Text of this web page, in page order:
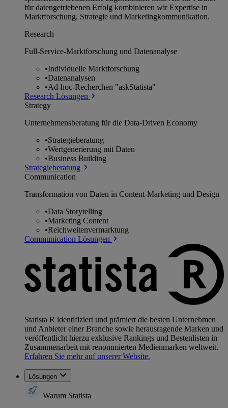
für datengetriebenen Erfolg kombinieren wir Expertise in
Marktforschung, Strategie und Marketingkommunikation.
Research
Full-Service-Marktforschung und Datenanalyse
•Individuelle Marktforschung
•Datenanalysen
•Ad-hoc-Recherchen "askStatista"
Research Lösungen
Strategy
Unternehmens­beratung für die Data-Driven Economy
•Strategieberatung
•Wertgenerierung mit Daten
•Business Building
Strategieberatung
Communication
Transformation von Daten in Content-Marketing und Design
•Data Storytelling
•Marketing Content
•Reichweitenvermarktung
Communication Lösungen
Statista R identifiziert und prämiert die besten Unternehmen
und Anbieter einer Branche sowie herausragende Marken und
veröffentlicht hierzu exklusive Rankings und Bestenlisten in
Zusammenarbeit mit renommierten Medienmarken weltweit.
Erfahren Sie mehr auf unserer Website.
Lösungen
Warum Statista